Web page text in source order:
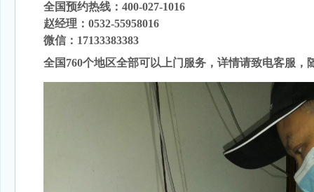
全国预约热线：400-027-1016
赵经理：0532-55958016
微信：17133383383
全国760个地区全部可以上门服务，详情请致电客服，